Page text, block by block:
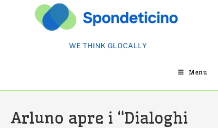
Menu
Arluno apre i “Dialoghi